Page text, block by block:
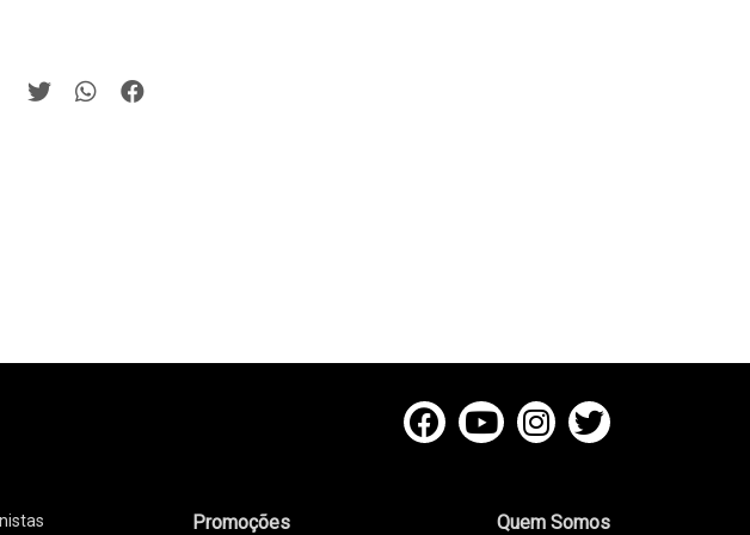
Promoções Quem Somos